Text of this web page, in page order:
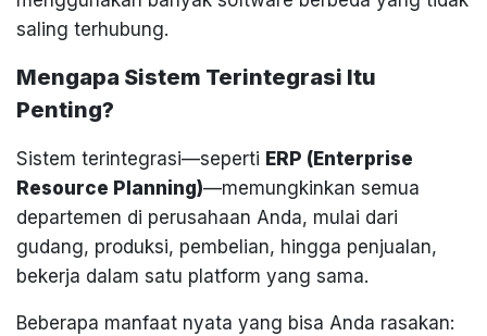
saling terhubung.
Mengapa Sistem Terintegrasi Itu
Penting?
Sistem terintegrasi—seperti ERP (Enterprise
Resource Planning)—memungkinkan semua
departemen di perusahaan Anda, mulai dari
gudang, produksi, pembelian, hingga penjualan,
bekerja dalam satu platform yang sama.
Beberapa manfaat nyata yang bisa Anda rasakan: